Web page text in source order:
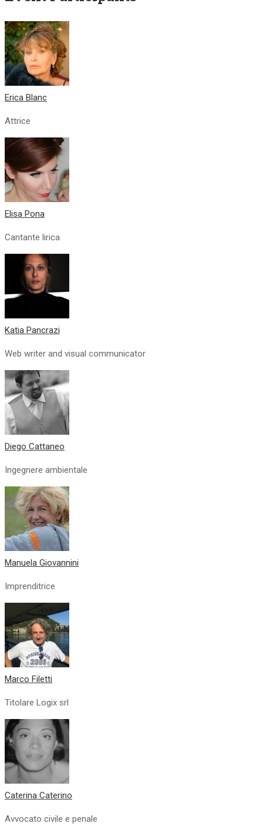
Erica Blanc
Attrice
Elisa Pona
Cantante lirica
Katia Pancrazi
Web writer and visual communicator
Diego Cattaneo
Ingegnere ambientale
Manuela Giovannini
Imprenditrice
Marco Filetti
Titolare Logix srl
Caterina Caterino
Avvocato civile e penale